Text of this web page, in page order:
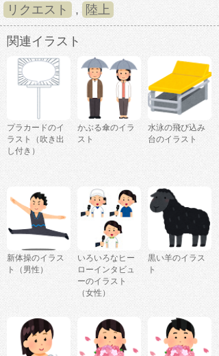
リクエスト , 陸上
関連イラスト
プラカードのイ
ラスト（吹き出
し付き）
かぶる傘のイラ
スト
水泳の飛び込み
台のイラスト
新体操のイラス
ト（男性）
いろいろなヒー
ローインタビュ
ーのイラスト
（女性）
黒い羊のイラス
ト